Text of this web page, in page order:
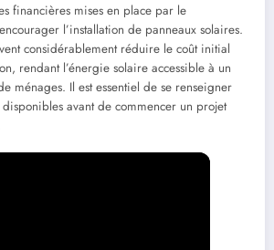
financières mises en place par le
l’installation de panneaux solaires.
considérablement réduire le coût initial
rendant l’énergie solaire accessible à un
ménages. Il est essentiel de se renseigner
disponibles avant de commencer un projet